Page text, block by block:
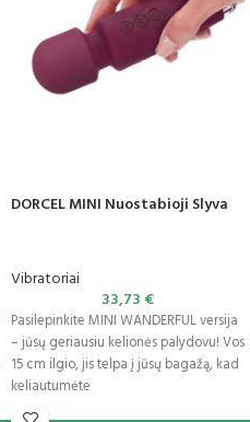
DORCEL MINI Nuostabioji Slyva
Vibratoriai
33,73 €
Pasilepinkite MINI WANDERFUL versija
– jūsų geriausiu kelionės palydovu! Vos
15 cm ilgio, jis telpa į jūsų bagažą, kad
keliautumėte